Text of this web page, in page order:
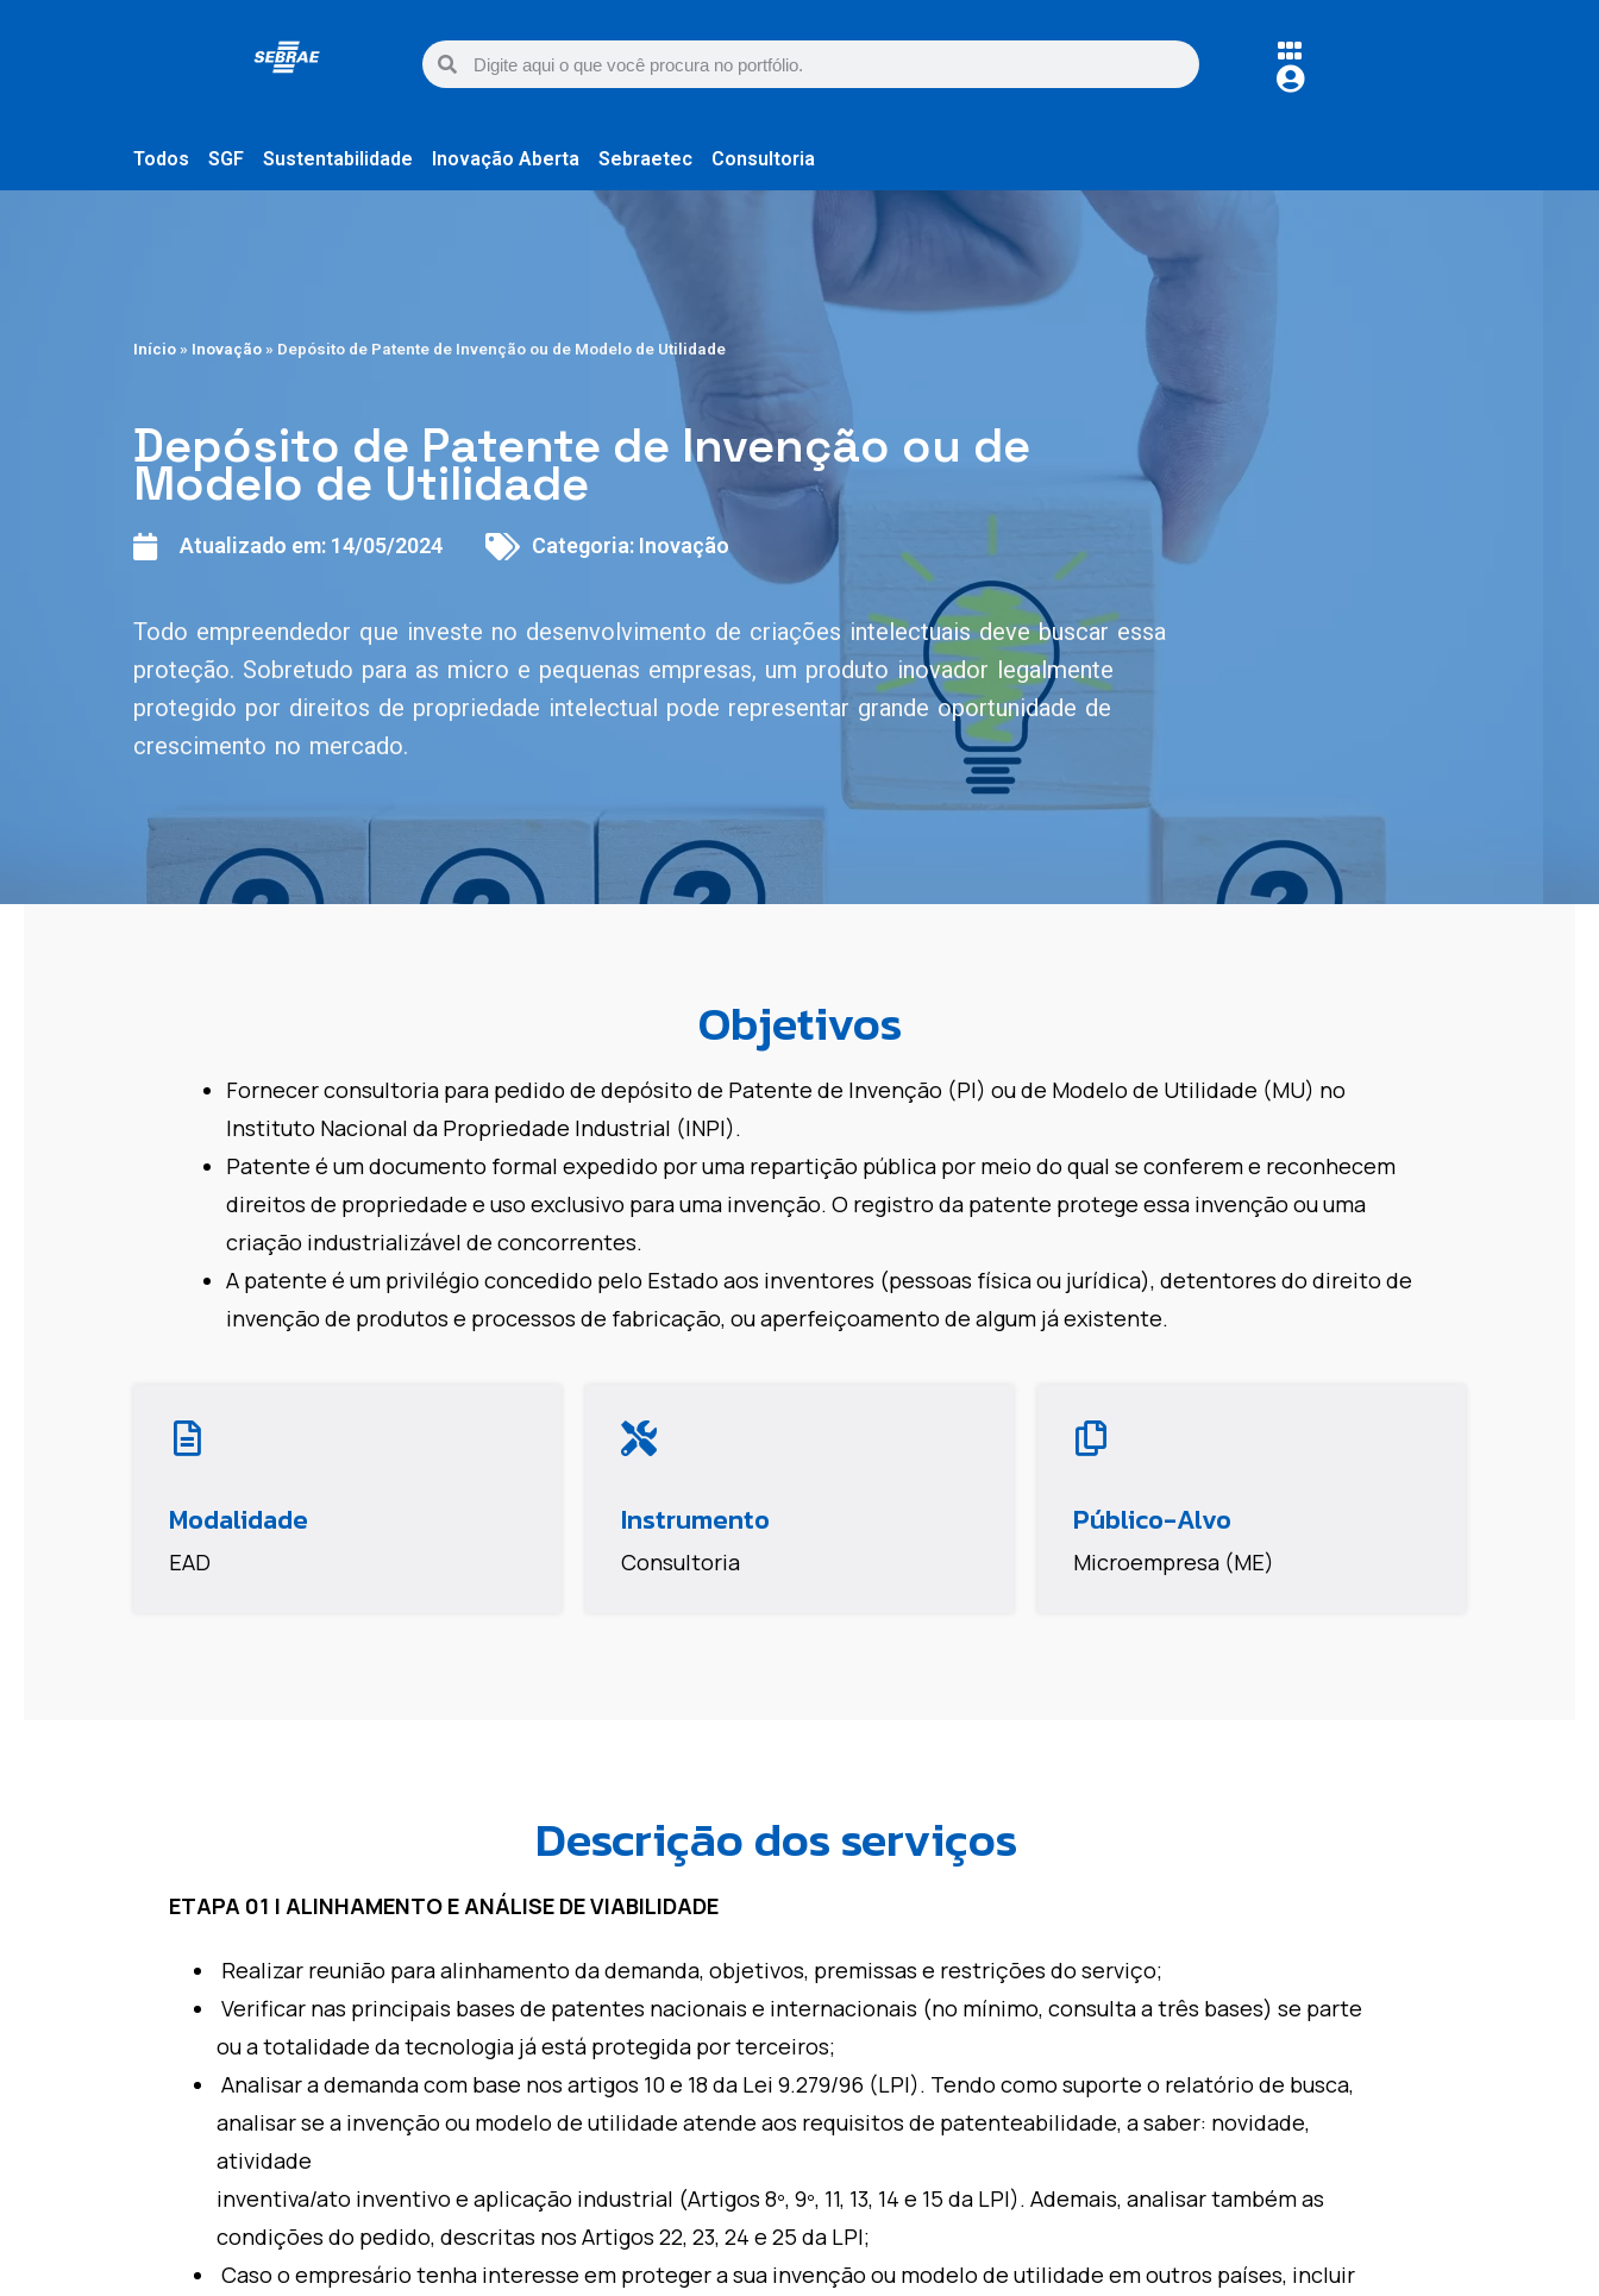
Todos SGF Sustentabilidade Inovação Aberta Sebraetec Consultoria
Início » Inovação » Depósito de Patente de Invenção ou de Modelo de Utilidade
Depósito de Patente de Invenção ou de
Modelo de Utilidade
Atualizado em: 14/05/2024 Categoria: Inovação
Todo empreendedor que investe no desenvolvimento de criações intelectuais deve buscar essa
proteção. Sobretudo para as micro e pequenas empresas, um produto inovador legalmente
protegido por direitos de propriedade intelectual pode representar grande oportunidade de
crescimento no mercado.
Objetivos
Fornecer consultoria para pedido de depósito de Patente de Invenção (PI) ou de Modelo de Utilidade (MU) no
Instituto Nacional da Propriedade Industrial (INPI).
Patente é um documento formal expedido por uma repartição pública por meio do qual se conferem e reconhecem
direitos de propriedade e uso exclusivo para uma invenção. O registro da patente protege essa invenção ou uma
criação industrializável de concorrentes.
A patente é um privilégio concedido pelo Estado aos inventores (pessoas física ou jurídica), detentores do direito de
invenção de produtos e processos de fabricação, ou aperfeiçoamento de algum já existente.
Modalidade
EAD
Instrumento
Consultoria
Público-Alvo
Microempresa (ME)
Descrição dos serviços
ETAPA 01 | ALINHAMENTO E ANÁLISE DE VIABILIDADE
Realizar reunião para alinhamento da demanda, objetivos, premissas e restrições do serviço;
Verificar nas principais bases de patentes nacionais e internacionais (no mínimo, consulta a três bases) se parte
ou a totalidade da tecnologia já está protegida por terceiros;
Analisar a demanda com base nos artigos 10 e 18 da Lei 9.279/96 (LPI). Tendo como suporte o relatório de busca,
analisar se a invenção ou modelo de utilidade atende aos requisitos de patenteabilidade, a saber: novidade,
atividade
inventiva/ato inventivo e aplicação industrial (Artigos 8º, 9º, 11, 13, 14 e 15 da LPI). Ademais, analisar também as
condições do pedido, descritas nos Artigos 22, 23, 24 e 25 da LPI;
Caso o empresário tenha interesse em proteger a sua invenção ou modelo de utilidade em outros países, incluir